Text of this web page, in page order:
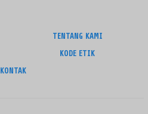
TENTANG KAMI
KODE ETIK
KONTAK